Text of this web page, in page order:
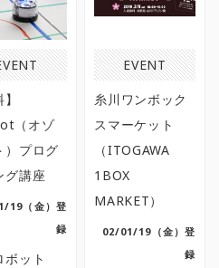
（オゾ
）プログ
グ講座
19（金）登
録
ボット
EVENT
糸川ワンボック
スマーケット
（ITOGAWA
1BOX
MARKET）
02/01/19（金）登
録